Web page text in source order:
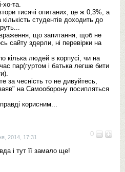
хо-та.
тисячі опитаних, це ж 0,3%, а
студентів доходить до
що запитання, щоб не
сайту здерли, ні перевірки на
кілька людей в корпусі, чи на
пар(гуртом і батька легше бити
за чесність то не дивуйтесь,
на Самооборону посипляться
корисним...
0
2014, 17:31
і тут її замало ще!